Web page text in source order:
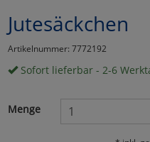
Jutesäckchen
Artikelnummer: 7772192
Sofort lieferbar - 2-6
Menge
Marketing
Umfragetools